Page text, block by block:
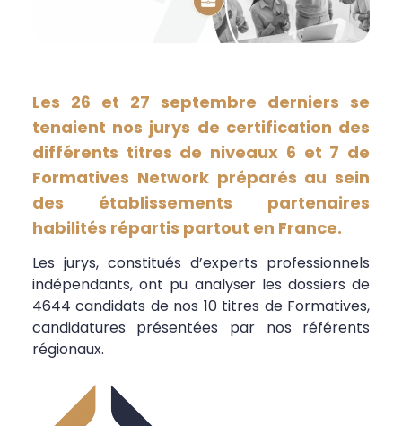
Les 26 et 27 septembre derniers se
tenaient nos jurys de certification des
différents titres de niveaux 6 et 7 de
Formatives Networkpréparés au sein
des établissements partenaires
habilités répartis partout en France.
Les jurys, constitués d’experts professionnels
indépendants, ont pu analyser les dossiers de
4644 candidats de nos 10 titres de Formatives,
candidatures présentées par nos référents
régionaux.